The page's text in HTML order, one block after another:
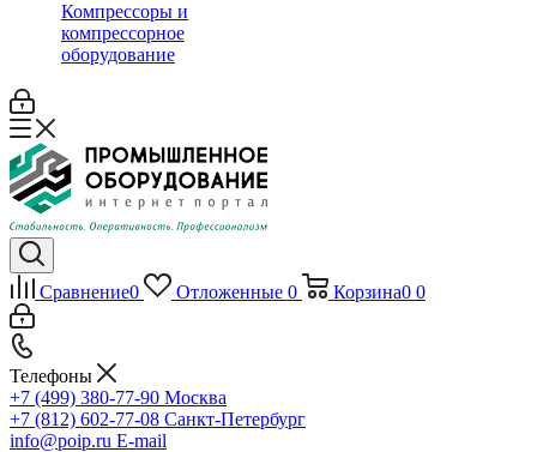
Компрессоры и
компрессорное
оборудование
Сравнение0 Отложенные 0 Корзина0 0
Телефоны
+7 (499) 380-77-90 Москва
+7 (812) 602-77-08 Санкт-Петербург
info@poip.ru E-mail